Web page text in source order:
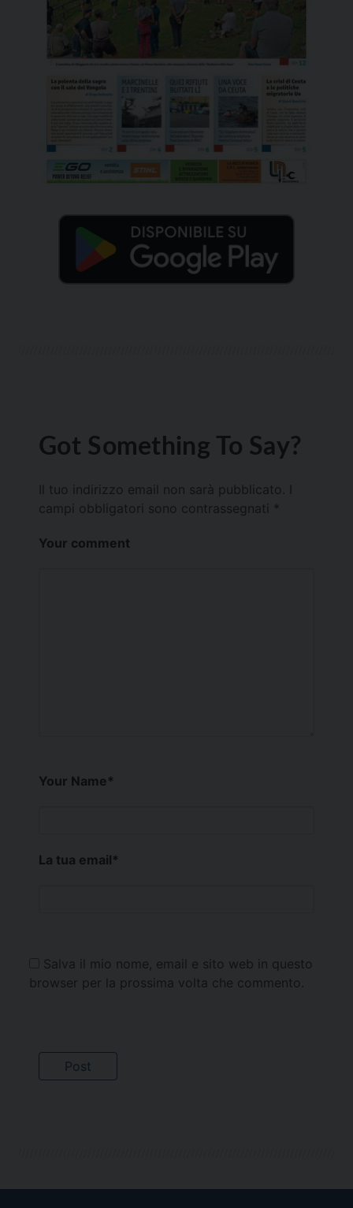
Got Something To Say?
Il tuo indirizzo email non sarà pubblicato.
campi obbligatori sono contrassegnati *
Your comment
Your Name*
La tua email*
Salva il mio nome, email e sito web in questo
browser per la prossima volta che commento.